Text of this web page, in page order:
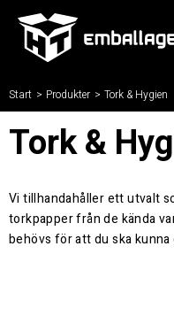
Start / Produkter / Tork & Hygien
Tork &
Vi tillhandahåller ett utvalt
torkpapper från de kända
behövs för att du ska